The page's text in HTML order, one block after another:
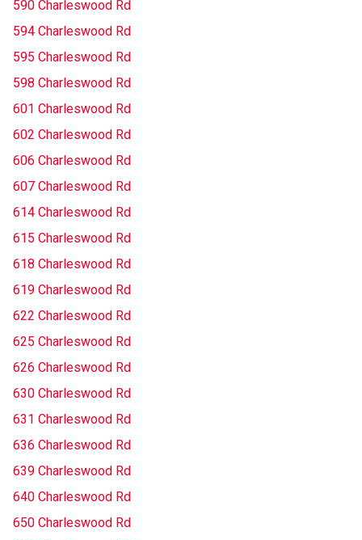
590 Charleswood Rd
594 Charleswood Rd
595 Charleswood Rd
598 Charleswood Rd
601 Charleswood Rd
602 Charleswood Rd
606 Charleswood Rd
607 Charleswood Rd
614 Charleswood Rd
615 Charleswood Rd
618 Charleswood Rd
619 Charleswood Rd
622 Charleswood Rd
625 Charleswood Rd
626 Charleswood Rd
630 Charleswood Rd
631 Charleswood Rd
636 Charleswood Rd
639 Charleswood Rd
640 Charleswood Rd
650 Charleswood Rd